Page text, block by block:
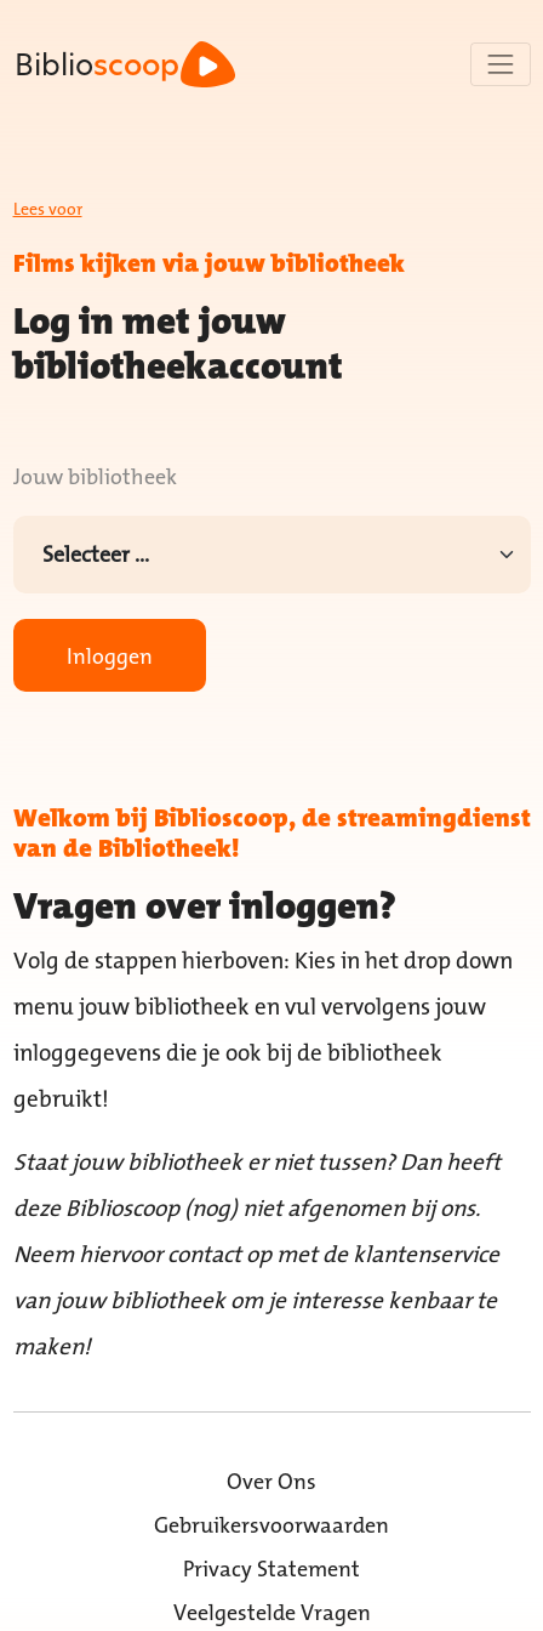
Biblioscoop
Lees voor
Films kijken via jouw bibliotheek
Log in met jouw
bibliotheekaccount
Jouw bibliotheek
Inloggen
Welkom bij Biblioscoop, de streamingdienst
van de Bibliotheek!
Vragen over inloggen?
Volg de stappen hierboven: Kies in het drop down
menu jouw bibliotheek en vul vervolgens jouw
inloggegevens die je ook bij de bibliotheek
gebruikt!
Staat jouw bibliotheek er niet tussen? Dan heeft
deze Biblioscoop (nog) niet afgenomen bij ons.
Neem hiervoor contact op met de klantenservice
van jouw bibliotheek om je interesse kenbaar te
maken!
Over Ons
Gebruikersvoorwaarden
Privacy Statement
Veelgestelde Vragen